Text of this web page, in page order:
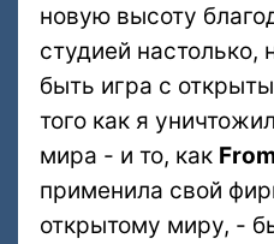
новую высоту
студией настолько,
быть игра с
того как я
мира - и то, как
применила свой
открытому миру, -